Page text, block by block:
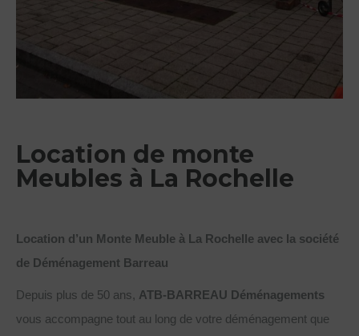
Location de monte
Meubles à La Rochelle
Location d’un Monte Meuble à La Rochelle avec la société
de Déménagement Barreau
Depuis plus de 50 ans, ATB-BARREAU Déménagements
vous accompagne tout au long de votre déménagement que